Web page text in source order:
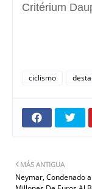
Critérium
ciclismo
MÁS ANTIGUA
Neymar, Condenado